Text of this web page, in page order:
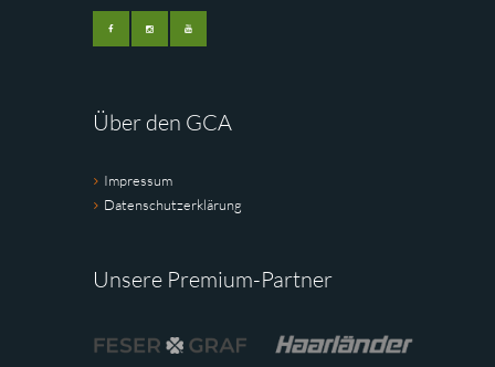
Über den GCA
Impressum
Datenschutzerklärung
Unsere Premium-Partner